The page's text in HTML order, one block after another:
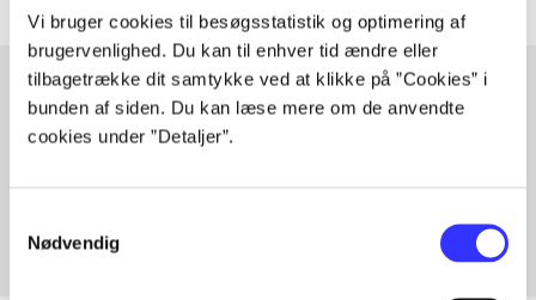
Vi bruger cookies til besøgsstatistik og optimering af
brugervenlighed. Du kan til enhver tid ændre eller
tilbagetrække dit samtykke ved at klikke på ”Cookies” i
bunden af siden. Du kan læse mere om de anvendte
cookies under ”Detaljer”.
Nødvendig
Artikler med samme emner